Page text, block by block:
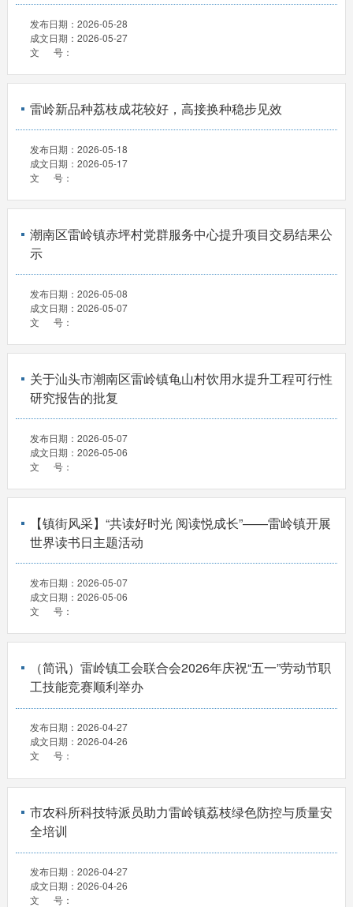
发布日期： 2026-05-28
成文日期： 2026-05-27
文 号：
雷岭新品种荔枝成花较好，高接换种稳步见效
发布日期： 2026-05-18
成文日期： 2026-05-17
文 号：
潮南区雷岭镇赤坪村党群服务中心提升项目交易结果公
示
发布日期： 2026-05-08
成文日期： 2026-05-07
文 号：
关于汕头市潮南区雷岭镇龟山村饮用水提升工程可行性
研究报告的批复
发布日期： 2026-05-07
成文日期： 2026-05-06
文 号：
【镇街风采】“共读好时光 阅读悦成长”——雷岭镇开展
世界读书日主题活动
发布日期： 2026-05-07
成文日期： 2026-05-06
文 号：
（简讯）雷岭镇工会联合会2026年庆祝“五一”劳动节职
工技能竞赛顺利举办
发布日期： 2026-04-27
成文日期： 2026-04-26
文 号：
市农科所科技特派员助力雷岭镇荔枝绿色防控与质量安
全培训
发布日期： 2026-04-27
成文日期： 2026-04-26
文 号：